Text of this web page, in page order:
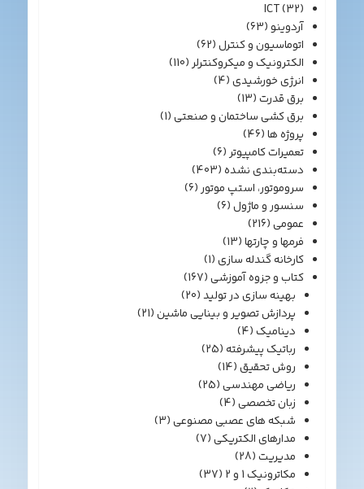
ICT(32)
آردوینو(63)
اتوماسیون و کنترل(62)
الکترونیک و میکروکنترلر(110)
انرژی خورشیدی(4)
برق قدرت(13)
برق کشی ساختمان و صنعتی(1)
پروژه ها(46)
تعمیرات کامپیوتر(6)
دسته‌بندی نشده(403)
سروموتور، استپ موتور(6)
سنسور و ماژول(6)
عمومی(216)
فرمها و چارتها(13)
کارخانه گندله سازی(1)
کتاب و جزوه آموزشی(167)
بهینه سازی در تولید(20)
پردازش تصویر و بینایی ماشین(21)
دینامیک(4)
رباتیک پیشرفته(25)
روش تحقیق(14)
ریاضی مهندسی(25)
زبان تخصصی(4)
شبکه های عصبی مصنوعی(3)
مدارهای الکتریکی(7)
مدیریت(28)
مکاترونیک 1 و 2
(37)